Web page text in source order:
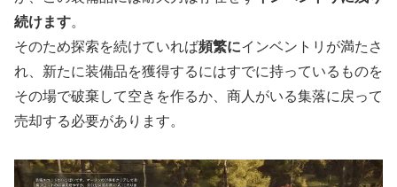
続けます。
そのため探索を続けていれば頻繁にインベントリが満たさ
れ、新たに装備品を獲得するにはすでに持っているものを
その場で破棄して空きを作るか、商人がいる集落に戻って
売却する必要があります。